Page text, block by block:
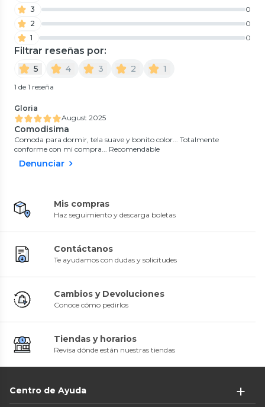
3
0
2
0
1
0
Filtrar reseñas por:
5 4 3 2 1
1 de 1 reseña
Gloria
August 2025
Comodisima
Comoda para dormir, tela suave y bonito color... Totalmente
conforme con mi compra... Recomendable
Denunciar
Mis compras
Haz seguimiento y descarga boletas
Contáctanos
Te ayudamos con dudas y solicitudes
Cambios y Devoluciones
Conoce cómo pedirlos
Tiendas y horarios
Revisa dónde están nuestras tiendas
Centro de Ayuda